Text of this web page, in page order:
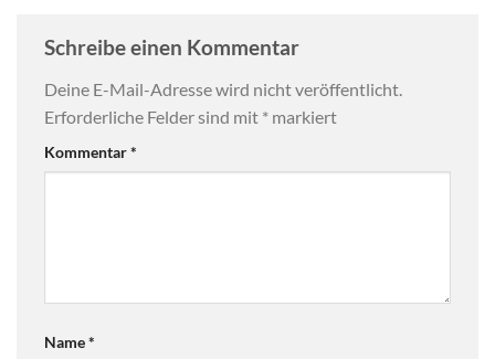
Schreibe einen Kommentar
Deine E-Mail-Adresse wird nicht veröffentlicht.
Erforderliche Felder sind mit * markiert
Kommentar*
Name*